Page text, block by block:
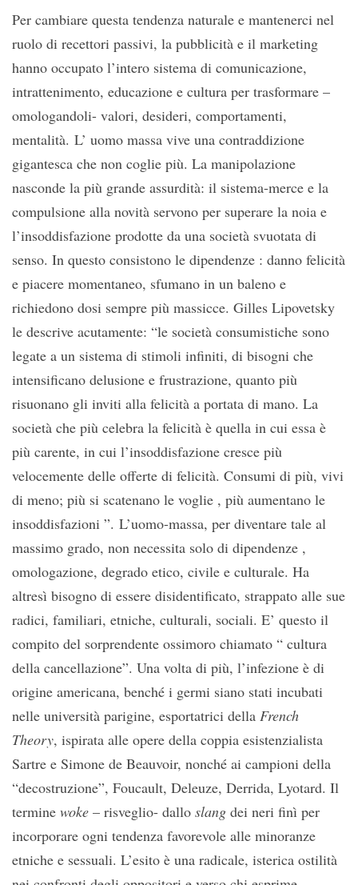
Per cambiare questa tendenza naturale e mantenerci nel
ruolo di recettori passivi, la pubblicità e il marketing
hanno occupato l’intero sistema di comunicazione,
intrattenimento, educazione e cultura per trasformare –
omologandoli- valori, desideri, comportamenti,
mentalità. L’ uomo massa vive una contraddizione
gigantesca che non coglie più. La manipolazione
nasconde la più grande assurdità: il sistema-merce e la
compulsione alla novità servono per superare la noia e
l’insoddisfazione prodotte da una società svuotata di
senso. In questo consistono le dipendenze : danno felicità
e piacere momentaneo, sfumano in un baleno e
richiedono dosi sempre più massicce. Gilles Lipovetsky
le descrive acutamente: “le società consumistiche sono
legate a un sistema di stimoli infiniti, di bisogni che
intensificano delusione e frustrazione, quanto più
risuonano gli inviti alla felicità a portata di mano. La
società che più celebra la felicità è quella in cui essa è
più carente, in cui l’insoddisfazione cresce più
velocemente delle offerte di felicità. Consumi di più, vivi
di meno; più si scatenano le voglie , più aumentano le
insoddisfazioni ”. L’uomo-massa, per diventare tale al
massimo grado, non necessita solo di dipendenze ,
omologazione, degrado etico, civile e culturale. Ha
altresì bisogno di essere disidentificato, strappato alle sue
radici, familiari, etniche, culturali, sociali. E’ questo il
compito del sorprendente ossimoro chiamato “ cultura
della cancellazione”. Una volta di più, l’infezione è di
origine americana, benché i germi siano stati incubati
nelle università parigine, esportatrici della French
Theory, ispirata alle opere della coppia esistenzialista
Sartre e Simone de Beauvoir, nonché ai campioni della
“decostruzione”, Foucault, Deleuze, Derrida, Lyotard. Il
termine woke – risveglio- dallo slang dei neri finì per
incorporare ogni tendenza favorevole alle minoranze
etniche e sessuali. L’esito è una radicale, isterica ostilità